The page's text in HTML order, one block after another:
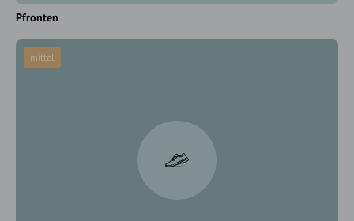
Pfronten
mittel